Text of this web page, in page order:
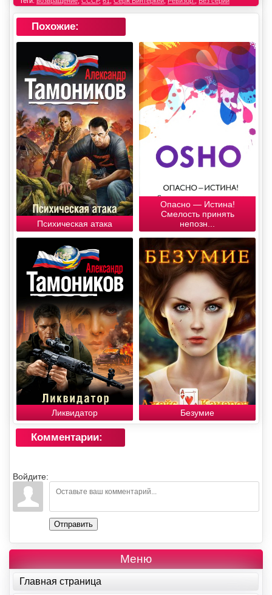
Похожие:
Психическая атака
Опасно — Истина!
Смелость принять
непозн...
Ликвидатор Безумие
Комментарии:
Войдите:
Отправить
Меню
Главная страница